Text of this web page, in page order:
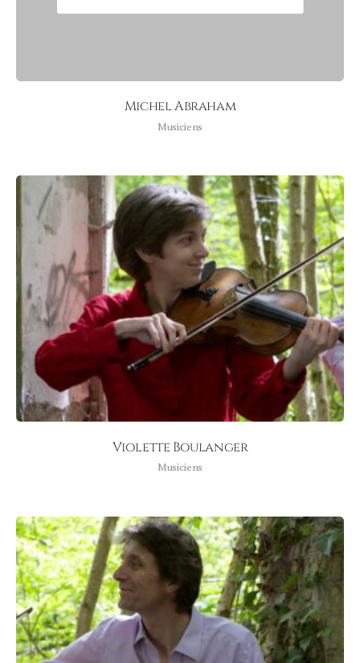
Michel Abraham
Musiciens
Violette Boulanger
Musiciens